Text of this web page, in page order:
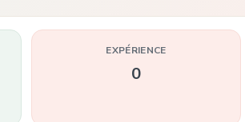
EXPÉRIENCE
0